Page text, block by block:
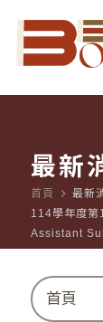
最新
首頁 navigate_next 最新
114學年度第
Assistant
首頁